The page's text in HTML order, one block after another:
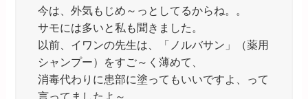
今は、外気もじめ～っとしてるからね。。
サモには多いと私も聞きました。
以前、イワンの先生は、「ノルバサン」（薬用
シャンプー）をすご～く薄めて、
消毒代わりに患部に塗ってもいいですよ、って
言ってましたよ～。